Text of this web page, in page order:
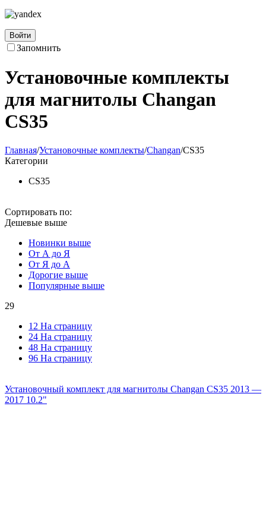
Войти
Запомнить
Установочные комплекты
для магнитолы Changan
CS35
Главная/Установочные комплекты/Changan/CS35
Категории
CS35
Сортировать по:
Дешевые выше
Новинки выше
От А до Я
От Я до А
Дорогие выше
Популярные выше
29
12 На страницу
24 На страницу
48 На страницу
96 На страницу
Установочный комплект для магнитолы Changan CS35 2013 —
2017 10.2"